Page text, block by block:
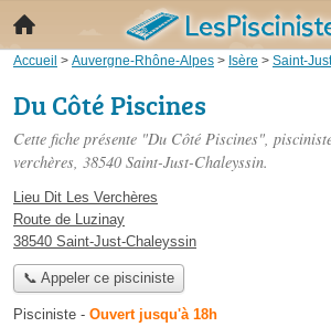
Accueil > Auvergne-Rhône-Alpes > Isère > Saint-
Du Côté Piscines
Cette fiche présente "Du Côté Piscines",
verchères, 38540 Saint-Just-Chaleyssin.
Lieu Dit Les Verchères
Route de Luzinay
38540 Saint-Just-Chaleyssin
📞 Appeler ce pisciniste
Pisciniste - Ouvert jusqu'à 18h